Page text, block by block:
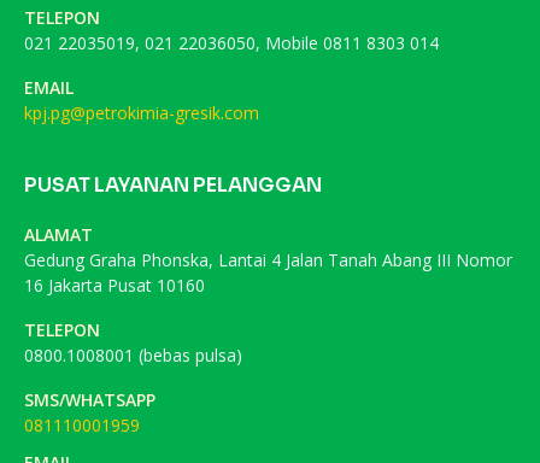
TELEPON
021 22035019, 021 22036050, Mobile 0811 8303 014
EMAIL
kpj.pg@petrokimia-gresik.com
PUSAT LAYANAN PELANGGAN
ALAMAT
Gedung Graha Phonska, Lantai 4 Jalan Tanah Abang III Nomor
16 Jakarta Pusat 10160
TELEPON
0800.1008001 (bebas pulsa)
SMS/WHATSAPP
081110001959